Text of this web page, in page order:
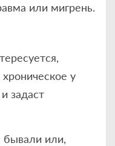
или мигрень.
у
задаст
бывали или,